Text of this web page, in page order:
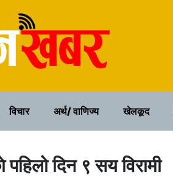
२१ साउन २०८३, बिहिवार
विचार अर्थ/ वाणिज्य खेलकूद
दिन ९ सय विरामी